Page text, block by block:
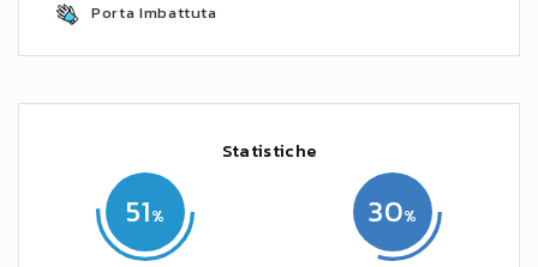
Porta Imbattuta
Statistiche
51 30